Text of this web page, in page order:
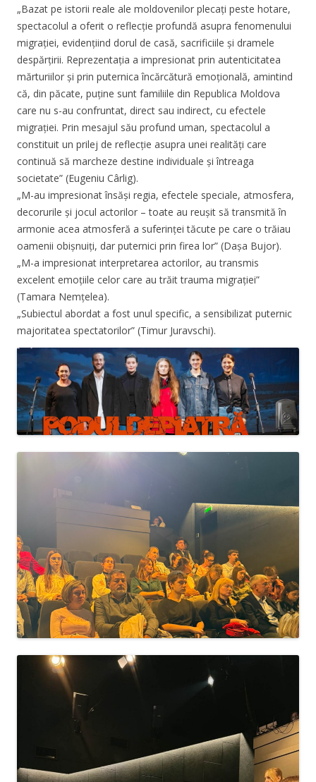
„Bazat pe istorii reale ale moldovenilor plecați peste hotare,
spectacolul a oferit o reflecție profundă asupra fenomenului
migrației, evidențiind dorul de casă, sacrificiile și dramele
despărțirii. Reprezentația a impresionat prin autenticitatea
mărturiilor și prin puternica încărcătură emoțională, amintind
că, din păcate, puține sunt familiile din Republica Moldova
care nu s-au confruntat, direct sau indirect, cu efectele
migrației. Prin mesajul său profund uman, spectacolul a
constituit un prilej de reflecție asupra unei realități care
continuă să marcheze destine individuale și întreaga
societate” (Eugeniu Cârlig).
„M-au impresionat însăși regia, efectele speciale, atmosfera,
decorurile și jocul actorilor – toate au reușit să transmită în
armonie acea atmosferă a suferinței tăcute pe care o trăiau
oamenii obișnuiți, dar puternici prin firea lor” (Dașa Bujor).
„M-a impresionat interpretarea actorilor, au transmis
excelent emoțiile celor care au trăit trauma migrației”
(Tamara Nemțelea).
„Subiectul abordat a fost unul specific, a sensibilizat puternic
majoritatea spectatorilor” (Timur Juravschi).